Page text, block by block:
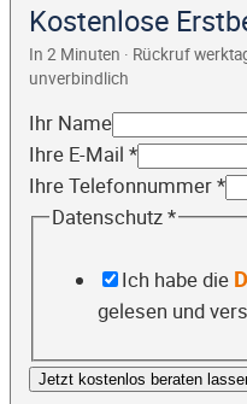
Kostenlose
In 2 Minuten · Rückruf
unverbindlich
Ihr Name
Ihre E-Mail *
Ihre Telefonnummer*
Datenschutz*
Ich habe die
gelesen und
Jetzt kostenlos beraten